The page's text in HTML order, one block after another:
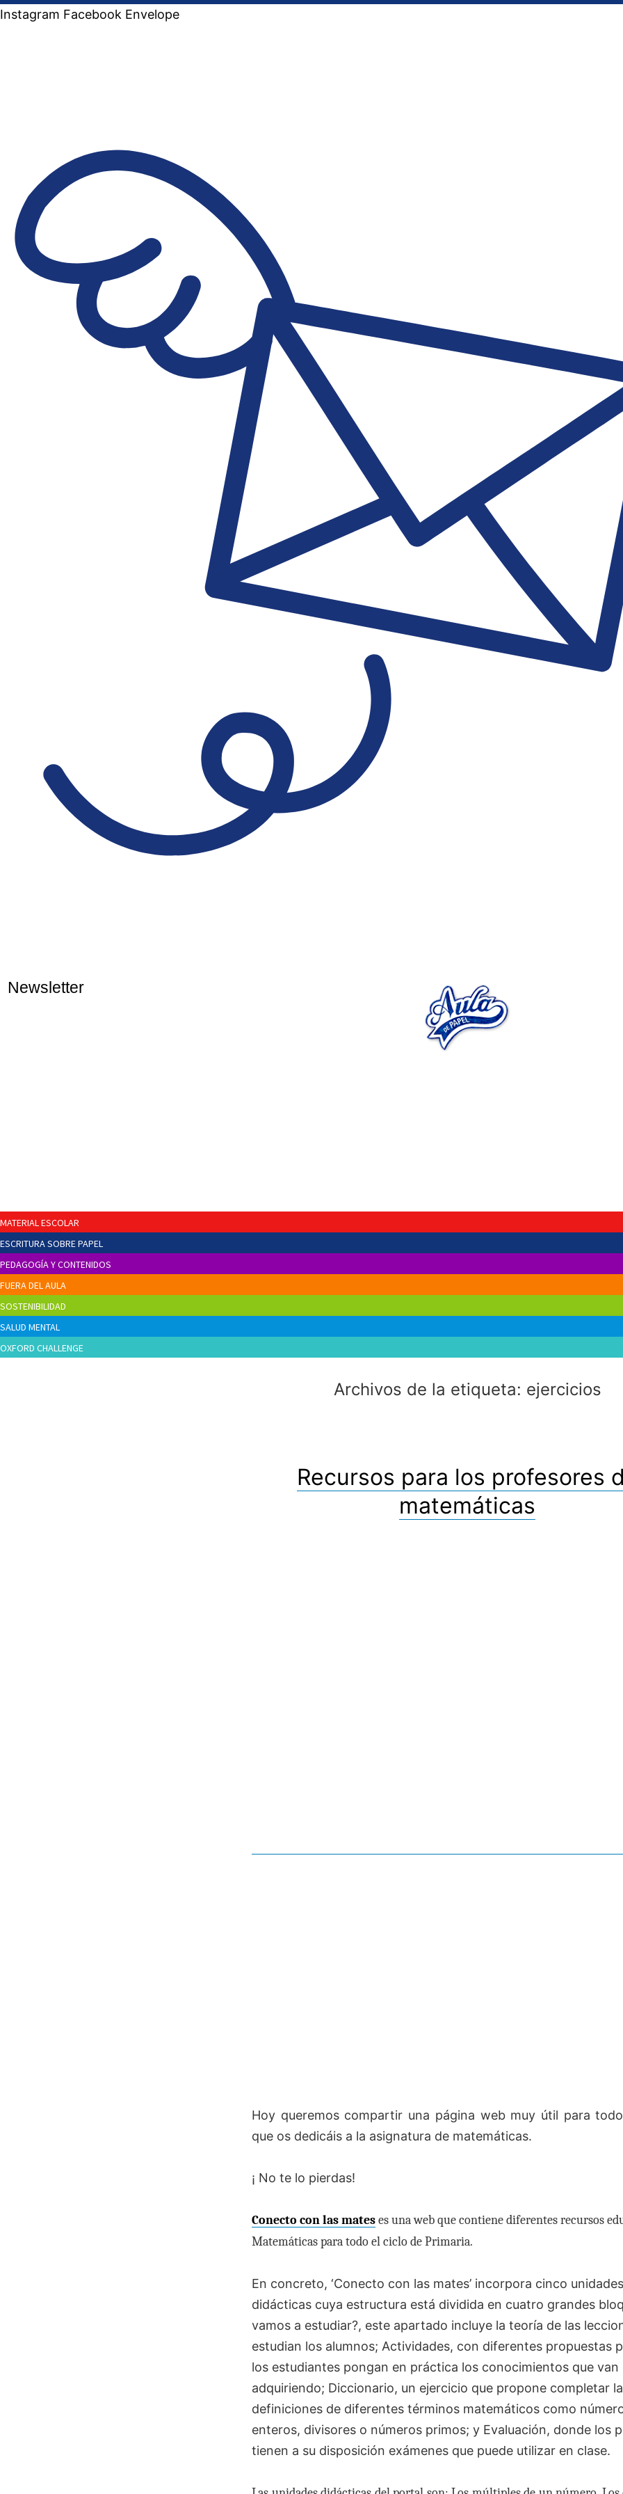
Instagram Facebook Envelope
Newsletter
MATERIAL ESCOLAR
ESCRITURA SOBRE PAPEL
PEDAGOGÍA Y CONTENIDOS
FUERA DEL AULA
SOSTENIBILIDAD
SALUD MENTAL
OXFORD CHALLENGE
Archivos de la etiqueta: ejercicios
Recursos para los profesores
matemáticas
Hoy queremos compartir una página web muy útil para
que os dedicáis a la asignatura de matemáticas.
¡ No te lo pierdas!
Conecto con las mateses una web que contiene diferentes recursos
Matemáticas para todo el ciclo de Primaria.
En concreto, ‘Conecto con las mates’ incorpora cinco unidades
didácticas cuya estructura está dividida en cuatro grandes
vamos a estudiar?, este apartado incluye la teoría de las
estudian los alumnos; Actividades, con diferentes propuestas
los estudiantes pongan en práctica los conocimientos que van
adquiriendo; Diccionario, un ejercicio que propone completar
definiciones de diferentes términos matemáticos como
enteros, divisores o números primos; y Evaluación, donde los
tienen a su disposición exámenes que puede utilizar en clase.